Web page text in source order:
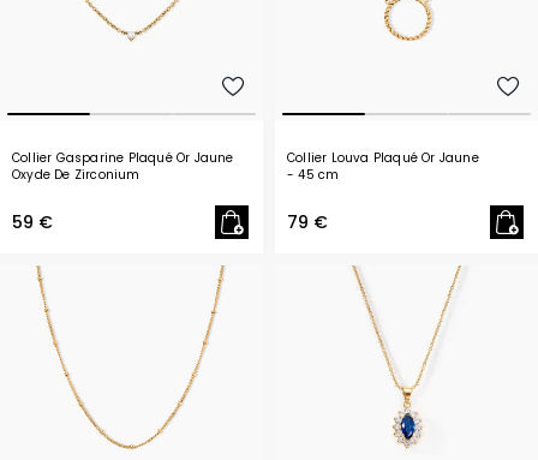
Collier Gasparine Plaqué Or Jaune
Oxyde De Zirconium
59 €
Collier Louva Plaqué Or Jaune
- 45 cm
79 €